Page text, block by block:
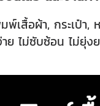
เสื้อผ้า, กระเป๋า
ไม่ซับซ้อน ไม่ยุ่ง